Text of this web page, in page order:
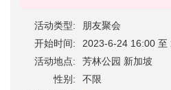
活动类型:
朋友聚会
开始时间:
2023-6-24 16:00
活动地点:
芳林公园 新加坡
性别:
不限